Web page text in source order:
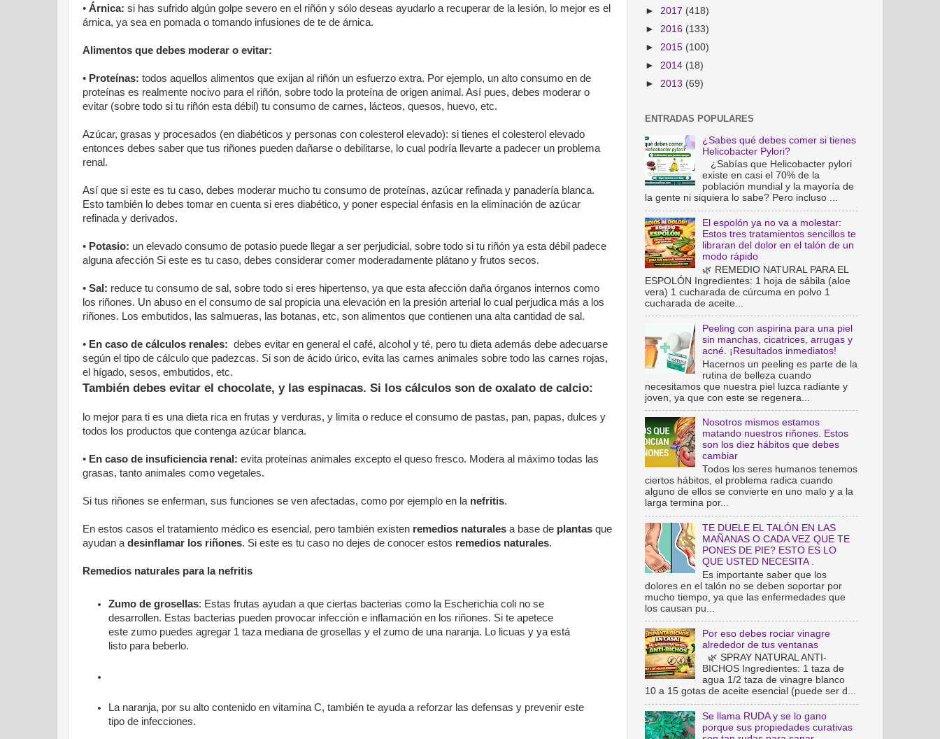
• Árnica: si has sufrido algún golpe severo en el riñón y sólo deseas ayudarlo a recuperar de la lesión, lo mejor es el
árnica, ya sea en pomada o tomando infusiones de te de árnica.
Alimentos que debes moderar o evitar:
• Proteínas: todos aquellos alimentos que exijan al riñón un esfuerzo extra. Por ejemplo, un alto consumo en de
proteínas es realmente nocivo para el riñón, sobre todo la proteína de origen animal. Así pues, debes moderar o
evitar (sobre todo si tu riñón esta débil) tu consumo de carnes, lácteos, quesos, huevo, etc.
Azúcar, grasas y procesados (en diabéticos y personas con colesterol elevado): si tienes el colesterol elevado
entonces debes saber que tus riñones pueden dañarse o debilitarse, lo cual podría llevarte a padecer un problema
renal.
Así que si este es tu caso, debes moderar mucho tu consumo de proteínas, azúcar refinada y panadería blanca.
Esto también lo debes tomar en cuenta si eres diabético, y poner especial énfasis en la eliminación de azúcar
refinada y derivados.
• Potasio: un elevado consumo de potasio puede llegar a ser perjudicial, sobre todo si tu riñón ya esta débil padece
alguna afección Si este es tu caso, debes considerar comer moderadamente plátano y frutos secos.
• Sal: reduce tu consumo de sal, sobre todo si eres hipertenso, ya que esta afección daña órganos internos como
los riñones. Un abuso en el consumo de sal propicia una elevación en la presión arterial lo cual perjudica más a los
riñones. Los embutidos, las salmueras, las botanas, etc, son alimentos que contienen una alta cantidad de sal.
• En caso de cálculos renales: debes evitar en general el café, alcohol y té, pero tu dieta además debe adecuarse
según el tipo de cálculo que padezcas. Si son de ácido úrico, evita las carnes animales sobre todo las carnes rojas,
el hígado, sesos, embutidos, etc.
También debes evitar el chocolate, y las espinacas. Si los cálculos son de oxalato de calcio:
lo mejor para ti es una dieta rica en frutas y verduras, y limita o reduce el consumo de pastas, pan, papas, dulces y
todos los productos que contenga azúcar blanca.
• En caso de insuficiencia renal: evita proteínas animales excepto el queso fresco. Modera al máximo todas las
grasas, tanto animales como vegetales.
Si tus riñones se enferman, sus funciones se ven afectadas, como por ejemplo en la nefritis.
En estos casos el tratamiento médico es esencial, pero también existen remedios naturales a base de plantas que
ayudan a desinflamar los riñones. Si este es tu caso no dejes de conocer estos remedios naturales.
Remedios naturales para la nefritis
Zumo de grosellas: Estas frutas ayudan a que ciertas bacterias como la Escherichia coli no se
desarrollen. Estas bacterias pueden provocar infección e inflamación en los riñones. Si te apetece
este zumo puedes agregar 1 taza mediana de grosellas y el zumo de una naranja. Lo licuas y ya está
listo para beberlo.
La naranja, por su alto contenido en vitamina C, también te ayuda a reforzar las defensas y prevenir este
tipo de infecciones.
► 2017 (418)
► 2016 (133)
► 2015 (100)
► 2014 (18)
► 2013 (69)
ENTRADAS POPULARES
¿Sabes qué debes comer si tienes
Helicobacter Pylori?
¿Sabías que Helicobacter pylori
existe en casi el 70% de la
población mundial y la mayoría de
la gente ni siquiera lo sabe? Pero incluso ...
El espolón ya no va a molestar:
Estos tres tratamientos sencillos te
libraran del dolor en el talón de un
modo rápido
🌿 REMEDIO NATURAL PARA EL
ESPOLÓN Ingredientes: 1 hoja de sábila (aloe
vera) 1 cucharada de cúrcuma en polvo 1
cucharada de aceite...
Peeling con aspirina para una piel
sin manchas, cicatrices, arrugas y
acné. ¡Resultados inmediatos!
Hacernos un peeling es parte de la
rutina de belleza cuando
necesitamos que nuestra piel luzca radiante y
joven, ya que con este se regenera...
Nosotros mismos estamos
matando nuestros riñones. Estos
son los diez hábitos que debes
cambiar
Todos los seres humanos tenemos
ciertos hábitos, el problema radica cuando
alguno de ellos se convierte en uno malo y a la
larga termina por...
TE DUELE EL TALÓN EN LAS
MAÑANAS O CADA VEZ QUE TE
PONES DE PIE? ESTO ES LO
QUE USTED NECESITA .
Es importante saber que los
dolores en el talón no se deben soportar por
mucho tiempo, ya que las enfermedades que
los causan pu...
Por eso debes rociar vinagre
alrededor de tus ventanas
🌿 SPRAY NATURAL ANTI-
BICHOS Ingredientes: 1 taza de
agua 1/2 taza de vinagre blanco
10 a 15 gotas de aceite esencial (puede ser d...
Se llama RUDA y se lo gano
porque sus propiedades curativas